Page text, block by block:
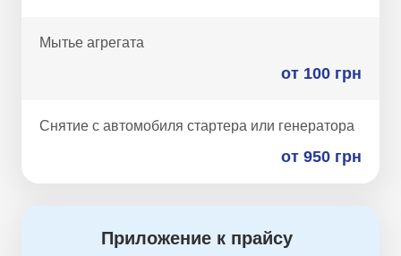
Мытье агрегата
от 100 грн
Снятие с автомобиля стартера или генератора
от 950 грн
Приложение к прайсу